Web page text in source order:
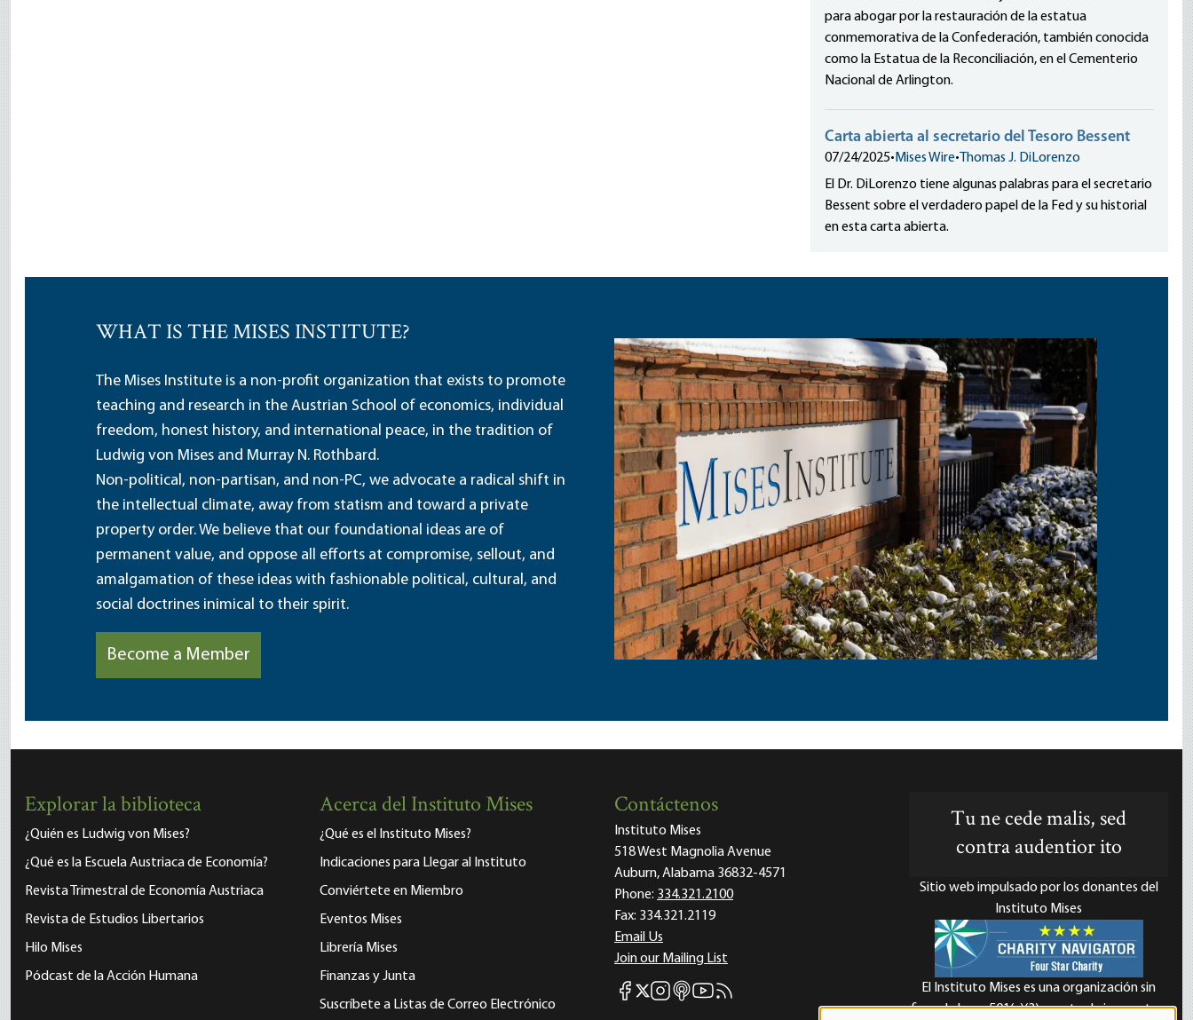
para abogar por la restauración de la estatua
conmemorativa de la Confederación, también conocida
como la Estatua de la Reconciliación, en el Cementerio
Nacional de Arlington.
Carta abierta al secretario del Tesoro Bessent
07/24/2025• Mises Wire• Thomas J. DiLorenzo
El Dr. DiLorenzo tiene algunas palabras para el secretario
Bessent sobre el verdadero papel de la Fed y su historial
en esta carta abierta.
WHAT IS THE MISES INSTITUTE?
The Mises Institute is a non-profit organization that exists to promote
teaching and research in the Austrian School of economics, individual
freedom, honest history, and international peace, in the tradition of
Ludwig von Mises and Murray N. Rothbard.
Non-political, non-partisan, and non-PC, we advocate a radical shift in
the intellectual climate, away from statism and toward a private
property order. We believe that our foundational ideas are of
permanent value, and oppose all efforts at compromise, sellout, and
amalgamation of these ideas with fashionable political, cultural, and
social doctrines inimical to their spirit.
Become a Member
Explorar la biblioteca
¿Quién es Ludwig von Mises?
¿Qué es la Escuela Austriaca de Economía?
Revista Trimestral de Economía Austriaca
Revista de Estudios Libertarios
Hilo Mises
Pódcast de la Acción Humana
Acerca del Instituto Mises
¿Qué es el Instituto Mises?
Indicaciones para Llegar al Instituto
Conviértete en Miembro
Eventos Mises
Librería Mises
Finanzas y Junta
Suscríbete a Listas de Correo Electrónico
Contáctenos
Instituto Mises
518 West Magnolia Avenue
Auburn, Alabama 36832-4571
Phone: 334.321.2100
Fax: 334.321.2119
Email Us
Join our Mailing List
Mises Facebook
Mises X
Mises Instagram
Mises itunes
Mises Youtube
Mises RSS feed
Tu ne cede malis, sed
contra audentior ito
Sitio web impulsado por los donantes del
Instituto Mises
El Instituto Mises es una organización sin
fines de lucro 501(c)(3) exenta de impuestos.